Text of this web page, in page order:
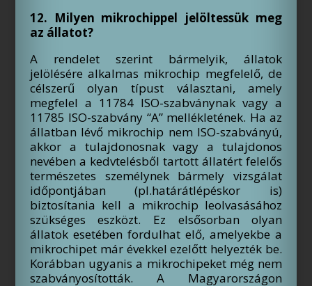
12. Milyen mikrochippel jelöltessük meg
az állatot?
A rendelet szerint bármelyik, állatok
jelölésére alkalmas mikrochip megfelelő, de
célszerű olyan típust választani, amely
megfelel a 11784 ISO-szabványnak vagy a
11785 ISO-szabvány “A” mellékletének. Ha az
állatban lévő mikrochip nem ISO-szabványú,
akkor a tulajdonosnak vagy a tulajdonos
nevében a kedvtelésből tartott állatért felelős
természetes személynek bármely vizsgálat
időpontjában (pl.határátlépéskor is)
biztosítania kell a mikrochip leolvasásához
szükséges eszközt. Ez elsősorban olyan
állatok esetében fordulhat elő, amelyekbe a
mikrochipet már évekkel ezelőtt helyezték be.
Korábban ugyanis a mikrochipeket még nem
szabványosították. A Magyarországon